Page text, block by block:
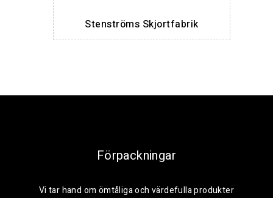
Stenströms Skjortfabrik
Förpackningar
Vi tar hand om ömtåliga och värdefulla produkter